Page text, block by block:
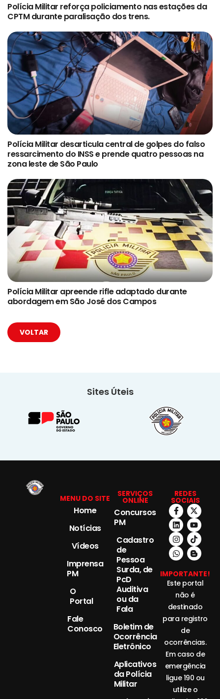
Polícia Militar reforça policiamento nas estações da
CPTM durante paralisação dos trens.
Polícia Militar desarticula central de golpes do falso
ressarcimento do INSS e prende quatro pessoas na
zona leste de São Paulo
Polícia Militar apreende rifle adaptado durante
abordagem em São José dos Campos
VOLTAR
Sites Úteis
MENU DO SITE
Home
Notícias
Vídeos
Imprensa
PM
O
Portal
Fale
Conosco
SERVIÇOS
ONLINE
Concursos
PM
Cadastro
de
Pessoa
Surda, de
PcD
Auditiva
ou da
Fala
Boletim de
Ocorrência
Eletrônico
Aplicativos
da Polícia
Militar
REDES
SOCIAIS
IMPORTANTE!
Este portal
não é
destinado
para registro
de
ocorrências.
Em caso de
emergência
ligue 190 ou
utilize o